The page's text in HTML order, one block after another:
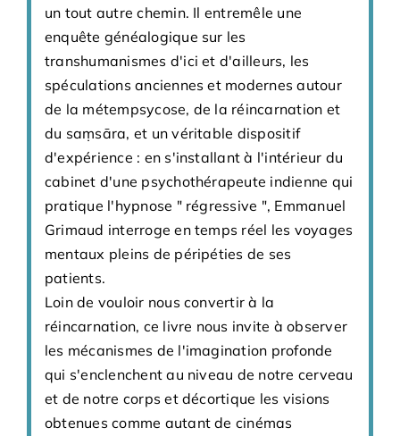
un tout autre chemin. Il entremêle une
enquête généalogique sur les
transhumanismes d'ici et d'ailleurs, les
spéculations anciennes et modernes autour
de la métempsycose, de la réincarnation et
du saṃsāra, et un véritable dispositif
d'expérience : en s'installant à l'intérieur du
cabinet d'une psychothérapeute indienne qui
pratique l'hypnose " régressive ", Emmanuel
Grimaud interroge en temps réel les voyages
mentaux pleins de péripéties de ses
patients.
Loin de vouloir nous convertir à la
réincarnation, ce livre nous invite à observer
les mécanismes de l'imagination profonde
qui s'enclenchent au niveau de notre cerveau
et de notre corps et décortique les visions
obtenues comme autant de cinémas